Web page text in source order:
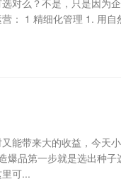
对么？不是，只是因为
： 1 精细化管理 1. 用自
能带来大的收益，今天
爆品第一步就是选出种子
可...